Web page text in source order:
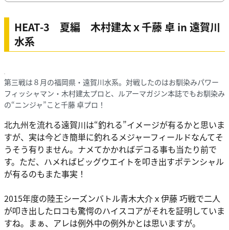
HEAT-3 夏編 木村建太ｘ千藤 卓 in 遠賀川
水系
第三戦は８月の福岡県・遠賀川水系。対戦したのはお馴染みパワー
フィッシャマン・木村建太プロと、ルアーマガジン本誌でもお馴染み
の“ニンジャ”こと千藤 卓プロ！
北九州を流れる遠賀川は“釣れる”イメージが有るかと思いま
すが、実は今どき簡単に釣れるメジャーフィールドなんてそ
うそう有りません。ナメてかかればデコる事も当たり前で
す。ただ、ハメればビッグウエイトを叩き出すポテンシャル
が有るのもまた事実！
2015年度の陸王シーズンバトル青木大介ｘ伊藤 巧戦で二人
が叩き出したロコも驚愕のハイスコアがそれを証明していま
すね。まぁ、アレは例外中の例外かとは思いますが。